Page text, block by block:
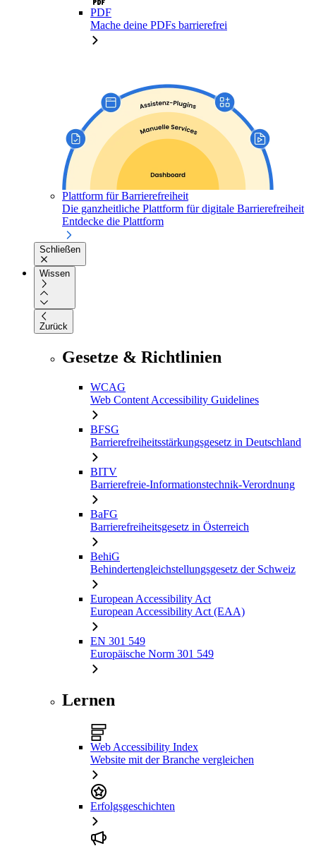
PDF
Mache deine PDFs barrierefrei
Plattform für Barrierefreiheit
Die ganzheitliche Plattform für digitale Barrierefreiheit
Entdecke die Plattform
Schließen
Wissen
Zurück
Gesetze & Richtlinien
WCAG
Web Content Accessibility Guidelines
BFSG
Barrierefreiheitsstärkungsgesetz in Deutschland
BITV
Barrierefreie-Informationstechnik-Verordnung
BaFG
Barrierefreiheitsgesetz in Österreich
BehiG
Behindertengleichstellungsgesetz der Schweiz
European Accessibility Act
European Accessibility Act (EAA)
EN 301 549
Europäische Norm 301 549
Lernen
Web Accessibility Index
Website mit der Branche vergleichen
Erfolgsgeschichten